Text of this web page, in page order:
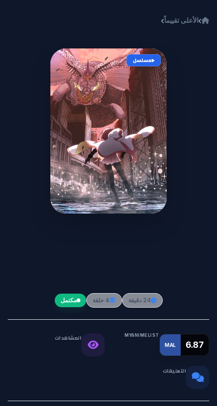
الأعلى تقييماً
مسلسل
Magia Record: Mahou Shoujo
24 دقيقة 4 حلقة مكتمل
MAL 6.87
MYANIMELIST المشاهدات
التعليقات